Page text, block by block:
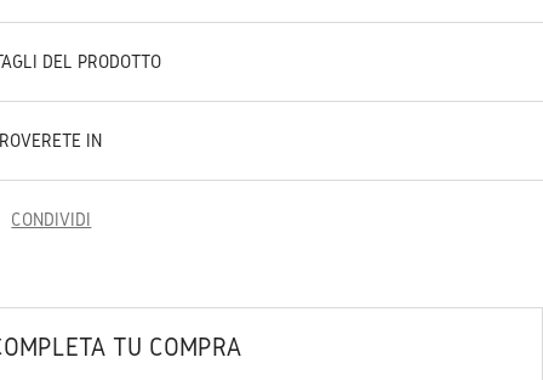
DEL PRODOTTO
IN
CONDIVIDI
TU COMPRA